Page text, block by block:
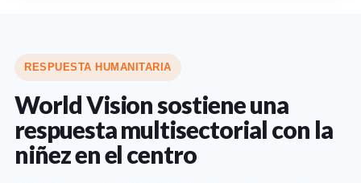
RESPUESTA HUMANITARIA
World Vision sostiene una
respuesta multisectorial con la
niñez en el centro